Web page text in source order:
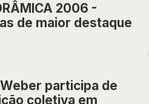
2006 -
de maior destaque
participa de
coletiva em